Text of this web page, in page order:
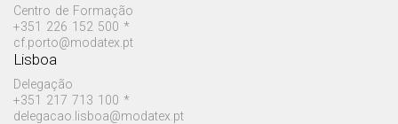
Centro de Formação
+351 226 152 500 *
cf.porto@modatex.pt
Lisboa
Delegação
+351 217 713 100 *
delegacao.lisboa@modatex.pt